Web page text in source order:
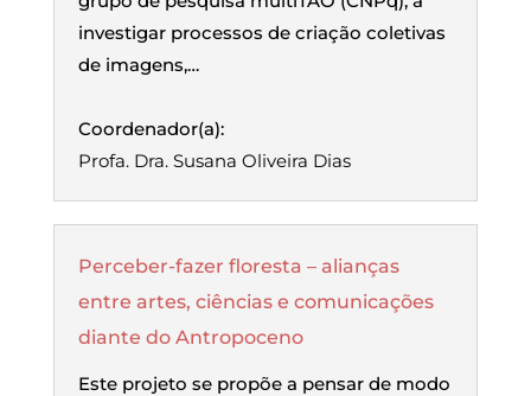
investigar processos de criação coletivas
de imagens,…
Coordenador(a):
Profa. Dra. Susana Oliveira Dias
Perceber-fazer floresta – alianças
entre artes, ciências e comunicações
diante do Antropoceno
Este projeto se propõe a pensar de modo